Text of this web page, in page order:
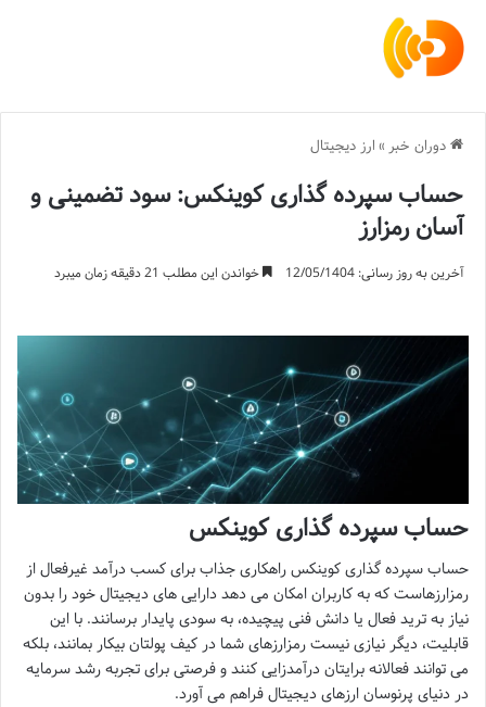
دوران خبر » ارز دیجیتال
حساب سپرده گذاری کوینکس: سود تضمینی و
آسان رمزارز
آخرین به روز رسانی: 12/05/1404 خواندن این مطلب 21 دقیقه زمان میبرد
حساب سپرده گذاری کوینکس
حساب سپرده گذاری کوینکس راهکاری جذاب برای کسب درآمد غیرفعال از
رمزارزهاست که به کاربران امکان می دهد دارایی های دیجیتال خود را بدون
نیاز به ترید فعال یا دانش فنی پیچیده، به سودی پایدار برسانند. با این
قابلیت، دیگر نیازی نیست رمزارزهای شما در کیف پولتان بیکار بمانند، بلکه
می توانند فعالانه برایتان درآمدزایی کنند و فرصتی برای تجربه رشد سرمایه
در دنیای پرنوسان ارزهای دیجیتال فراهم می آورد.